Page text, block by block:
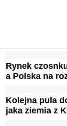
Rynek
a Polska na
Kolejna pula
jaka ziemia z